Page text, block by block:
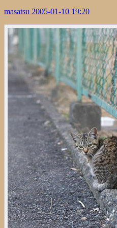
masatsu 2005-01-10 19:20